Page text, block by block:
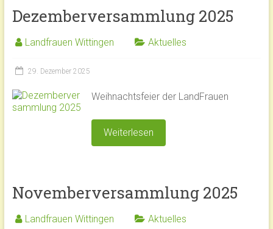
Dezemberversammlung 2025
Landfrauen Wittingen Aktuelles
29. Dezember 2025
Weihnachtsfeier der LandFrauen
Weiterlesen
Novemberversammlung 2025
Landfrauen Wittingen Aktuelles